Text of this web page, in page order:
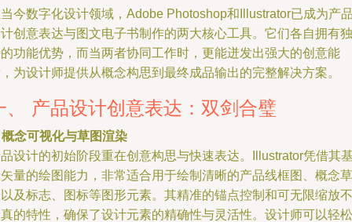
今数字化设计领域，Adobe Photoshop和Illustrator已成为产
创意表达与图文电子书制作的两大核心工具。它们各自拥有独
功能优势，而当两者协同工作时，更能迸发出强大的创意能
为设计师提供从概念构思到最终成品输出的完整解决方案。
、 产品设计创意表达：双剑合璧
概念可视化与草图渲染
设计的初始阶段重在创意构思与快速表达。Illustrator凭借其
量的绘图能力，非常适合用于绘制清晰的产品线框图、概念草
及标志、图标等图形元素。其精准的锚点控制和可无限缩放不
的特性，确保了设计元素的精确性与灵活性。设计师可以轻松